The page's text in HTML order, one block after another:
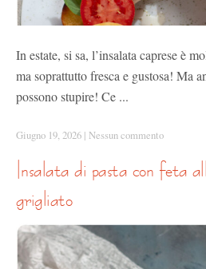
In estate, si sa, l’insalata caprese è
ma soprattutto fresca e gustosa! Ma
possono stupire! Ce ...
Giugno 19, 2026 | Nessun commento
grigliato